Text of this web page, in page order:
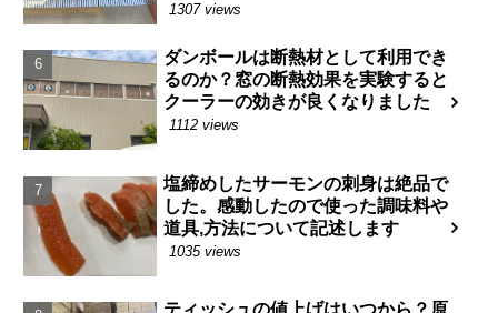
1307 views
ダンボールは断熱材として利用でき
るのか？窓の断熱効果を実験すると
クーラーの効きが良くなりました
1112 views
塩締めしたサーモンの刺身は絶品で
した。感動したので使った調味料や
道具,方法について記述します
1035 views
ティッシュの値上げはいつから？原